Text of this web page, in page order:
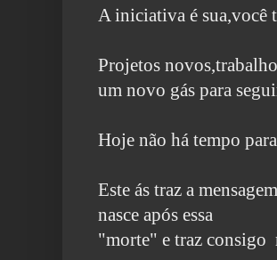
A iniciativa é sua,você
Projetos
um novo gás para
Hoje não há tempo
Este ás traz a
nasce após essa
"morte" e traz consigo